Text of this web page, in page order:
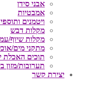
אבני סידן
אמבטיות
ויטמנים
מקלות דבש
מקלות שיוף/
מתקני מים/
תוכים האכלת
תערובות/מזון
יצירת קשר